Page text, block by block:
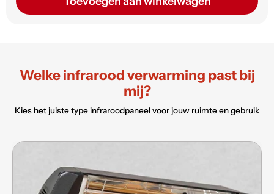
Welke infrarood verwarming past bij
mij?
Kies het juiste type infraroodpaneel voor jouw ruimte en gebruik